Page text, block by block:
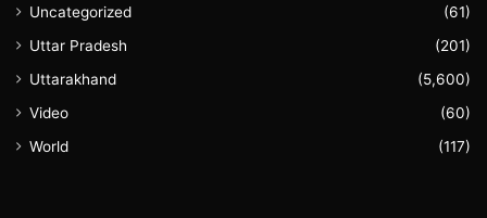
Uncategorized
(61)
Uttar Pradesh
(201)
Uttarakhand
(5,600)
Video
(60)
World
(117)